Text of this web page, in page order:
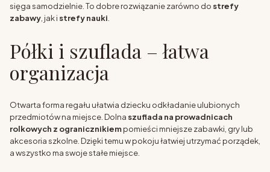
sięga samodzielnie. To dobre rozwiązanie zarówno do strefy
zabawy, jak i strefy nauki.
Półki i szuflada – łatwa
organizacja
Otwarta forma regału ułatwia dziecku odkładanie ulubionych
przedmiotów na miejsce. Dolna szuflada na prowadnicach
rolkowych z ogranicznikiempomieści mniejsze zabawki, gry lub
akcesoria szkolne. Dzięki temu w pokoju łatwiej utrzymać porządek,
a wszystko ma swoje stałe miejsce.